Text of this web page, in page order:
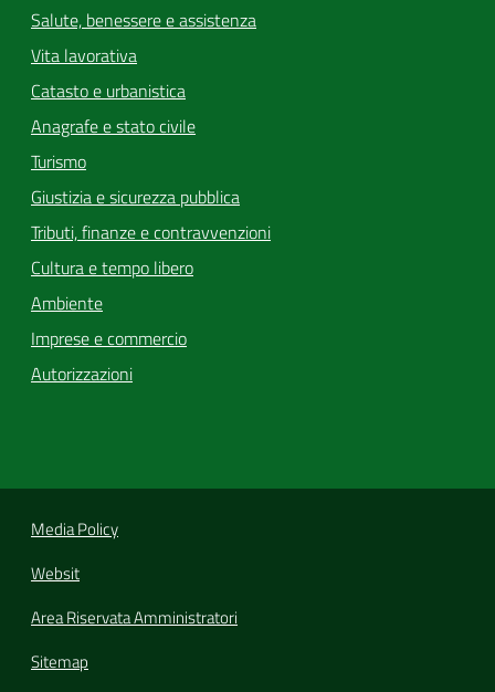
Salute, benessere e assistenza
Vita lavorativa
Catasto e urbanistica
Anagrafe e stato civile
Turismo
Giustizia e sicurezza pubblica
Tributi, finanze e contravvenzioni
Cultura e tempo libero
Ambiente
Imprese e commercio
Autorizzazioni
Media Policy
Websit
Area Riservata Amministratori
Sitemap